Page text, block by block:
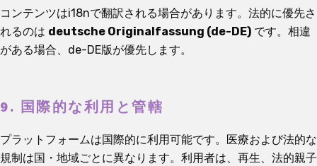
コンテンツはi18nで翻訳される場合があります。法的に優先さ
れるのは deutsche Originalfassung (de-DE) です。相違
がある場合、de-DE版が優先します。
9. 国際的な利用と管轄
プラットフォームは国際的に利用可能です。医療および法的な
規制は国・地域ごとに異なります。利用者は、再生、法的親子